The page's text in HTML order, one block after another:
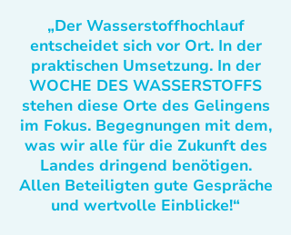
„Der Wasserstoffhochlauf
entscheidet sich vor Ort. In der
praktischen Umsetzung. In der
WOCHE DES WASSERSTOFFS
stehen diese Orte des Gelingens
im Fokus. Begegnungen mit dem,
was wir alle für die Zukunft des
Landes dringend benötigen.
Allen Beteiligten gute Gespräche
und wertvolle Einblicke!“